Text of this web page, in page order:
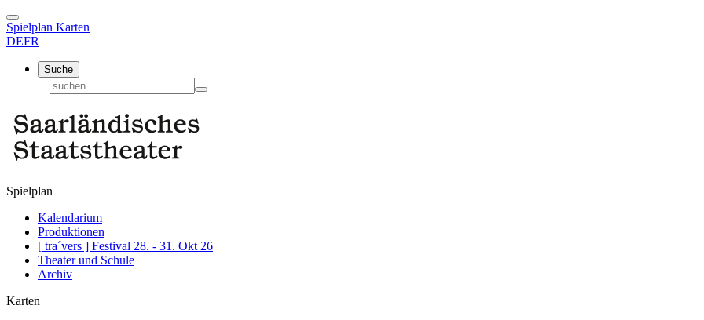
Spielplan Karten
DEFR
Suche
Spielplan
Kalendarium
Produktionen
[ tra´vers ] Festival 28. - 31. Okt 26
Theater und Schule
Archiv
Karten